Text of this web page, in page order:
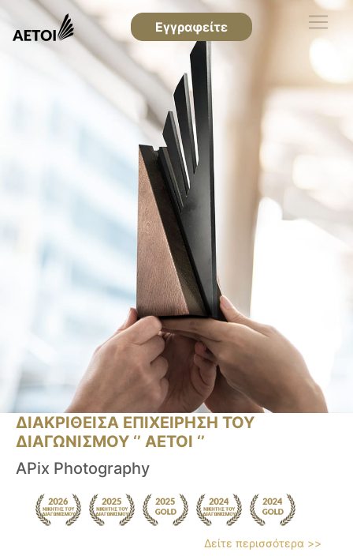
Εγγραφείτε
ΔΙΑΚΡΙΘΕΙΣΑ ΕΠΙΧΕΙΡΗΣΗ ΤΟΥ
ΔΙΑΓΩΝΙΣΜΟΥ ‘’ ΑΕΤΟΙ ‘’
APix Photography
Δείτε περισσότερα >>